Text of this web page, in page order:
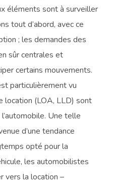
éléments sont à surveiller
tout d’abord, avec ce
; les demandes des
sûr centrales et
certains mouvements.
particulièrement vu
location (LOA, LLD) sont
Une telle
d’une tendance
opté pour la
les automobilistes
vers la location –